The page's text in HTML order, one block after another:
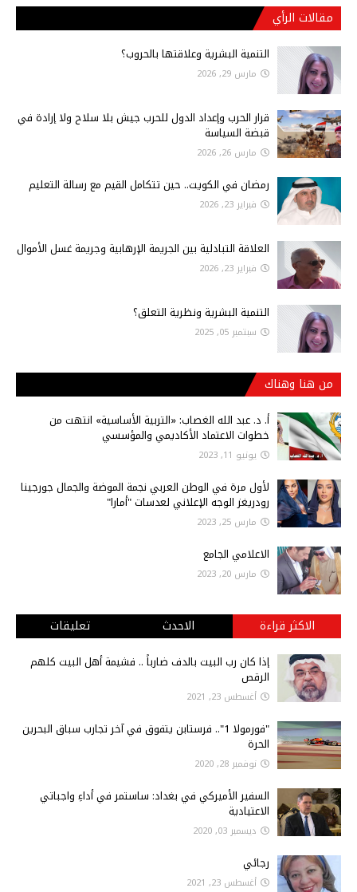
مقالات الرأي
التنمية البشرية وعلاقتها بالحروب؟
مارس 29, 2026
قرار الحرب وإعداد الدول للحرب جيش بلا سلاح ولا إرادة في
قبضة السياسة
مارس 26, 2026
رمضان في الكويت.. حين تتكامل القيم مع رسالة التعليم
فبراير 23, 2026
العلاقة التبادلية بين الجريمة الإرهابية وجريمة غسل الأموال
فبراير 23, 2026
التنمية البشرية ونظرية التعلق؟
سبتمبر 05, 2025
من هنا وهناك
أ‌. د. عبد الله الغصاب: «التربية الأساسية» انتهت من
خطوات الاعتماد الأكاديمي والمؤسسي
يونيو 11, 2023
لأول مرة في الوطن العربي نجمة الموضة والجمال جورجينا
رودريغز الوجه الإعلاني لعدسات "أمارا"
مارس 25, 2023
الاعلامي الجامع
مارس 20, 2023
الاكثر قراءة الاحدث تعليقات
إذا كان رب البيت بالدف ضارباً .. فشيمة أهل البيت كلهم
الرقص
أغسطس 23, 2021
"فورمولا 1".. فرستابن يتفوق في آخر تجارب سباق البحرين
الحرة
نوفمبر 28, 2020
السفير الأميركي في بغداد: ساستمر في أداءِ واجباتي
الاعتيادية
ديسمبر 03, 2020
رجائي
أغسطس 23, 2021